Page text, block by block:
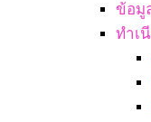
ข้อมู
ทำเ